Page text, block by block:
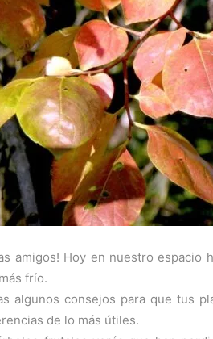
amigos! Hoy en nuestro espacio
frío.
algunos consejos para que tus
de lo más útiles.